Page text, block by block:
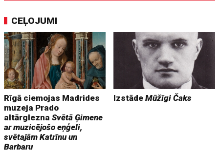
CEĻOJUMI
Rīgā ciemojas Madrides
muzeja Prado
altārgleznaSvētā Ģimene
ar muzicējošo eņģeli,
svētajām Katrīnu un
Barbaru
IzstādeMūžīgi Čaks